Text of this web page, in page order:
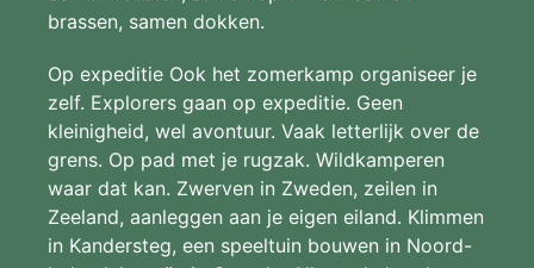
brassen, samen dokken.
Op expeditie Ook het zomerkamp organiseer je
zelf. Explorers gaan op expeditie. Geen
kleinigheid, wel avontuur. Vaak letterlijk over de
grens. Op pad met je rugzak. Wildkamperen
waar dat kan. Zwerven in Zweden, zeilen in
Zeeland, aanleggen aan je eigen eiland. Klimmen
in Kandersteg, een speeltuin bouwen in Noord-